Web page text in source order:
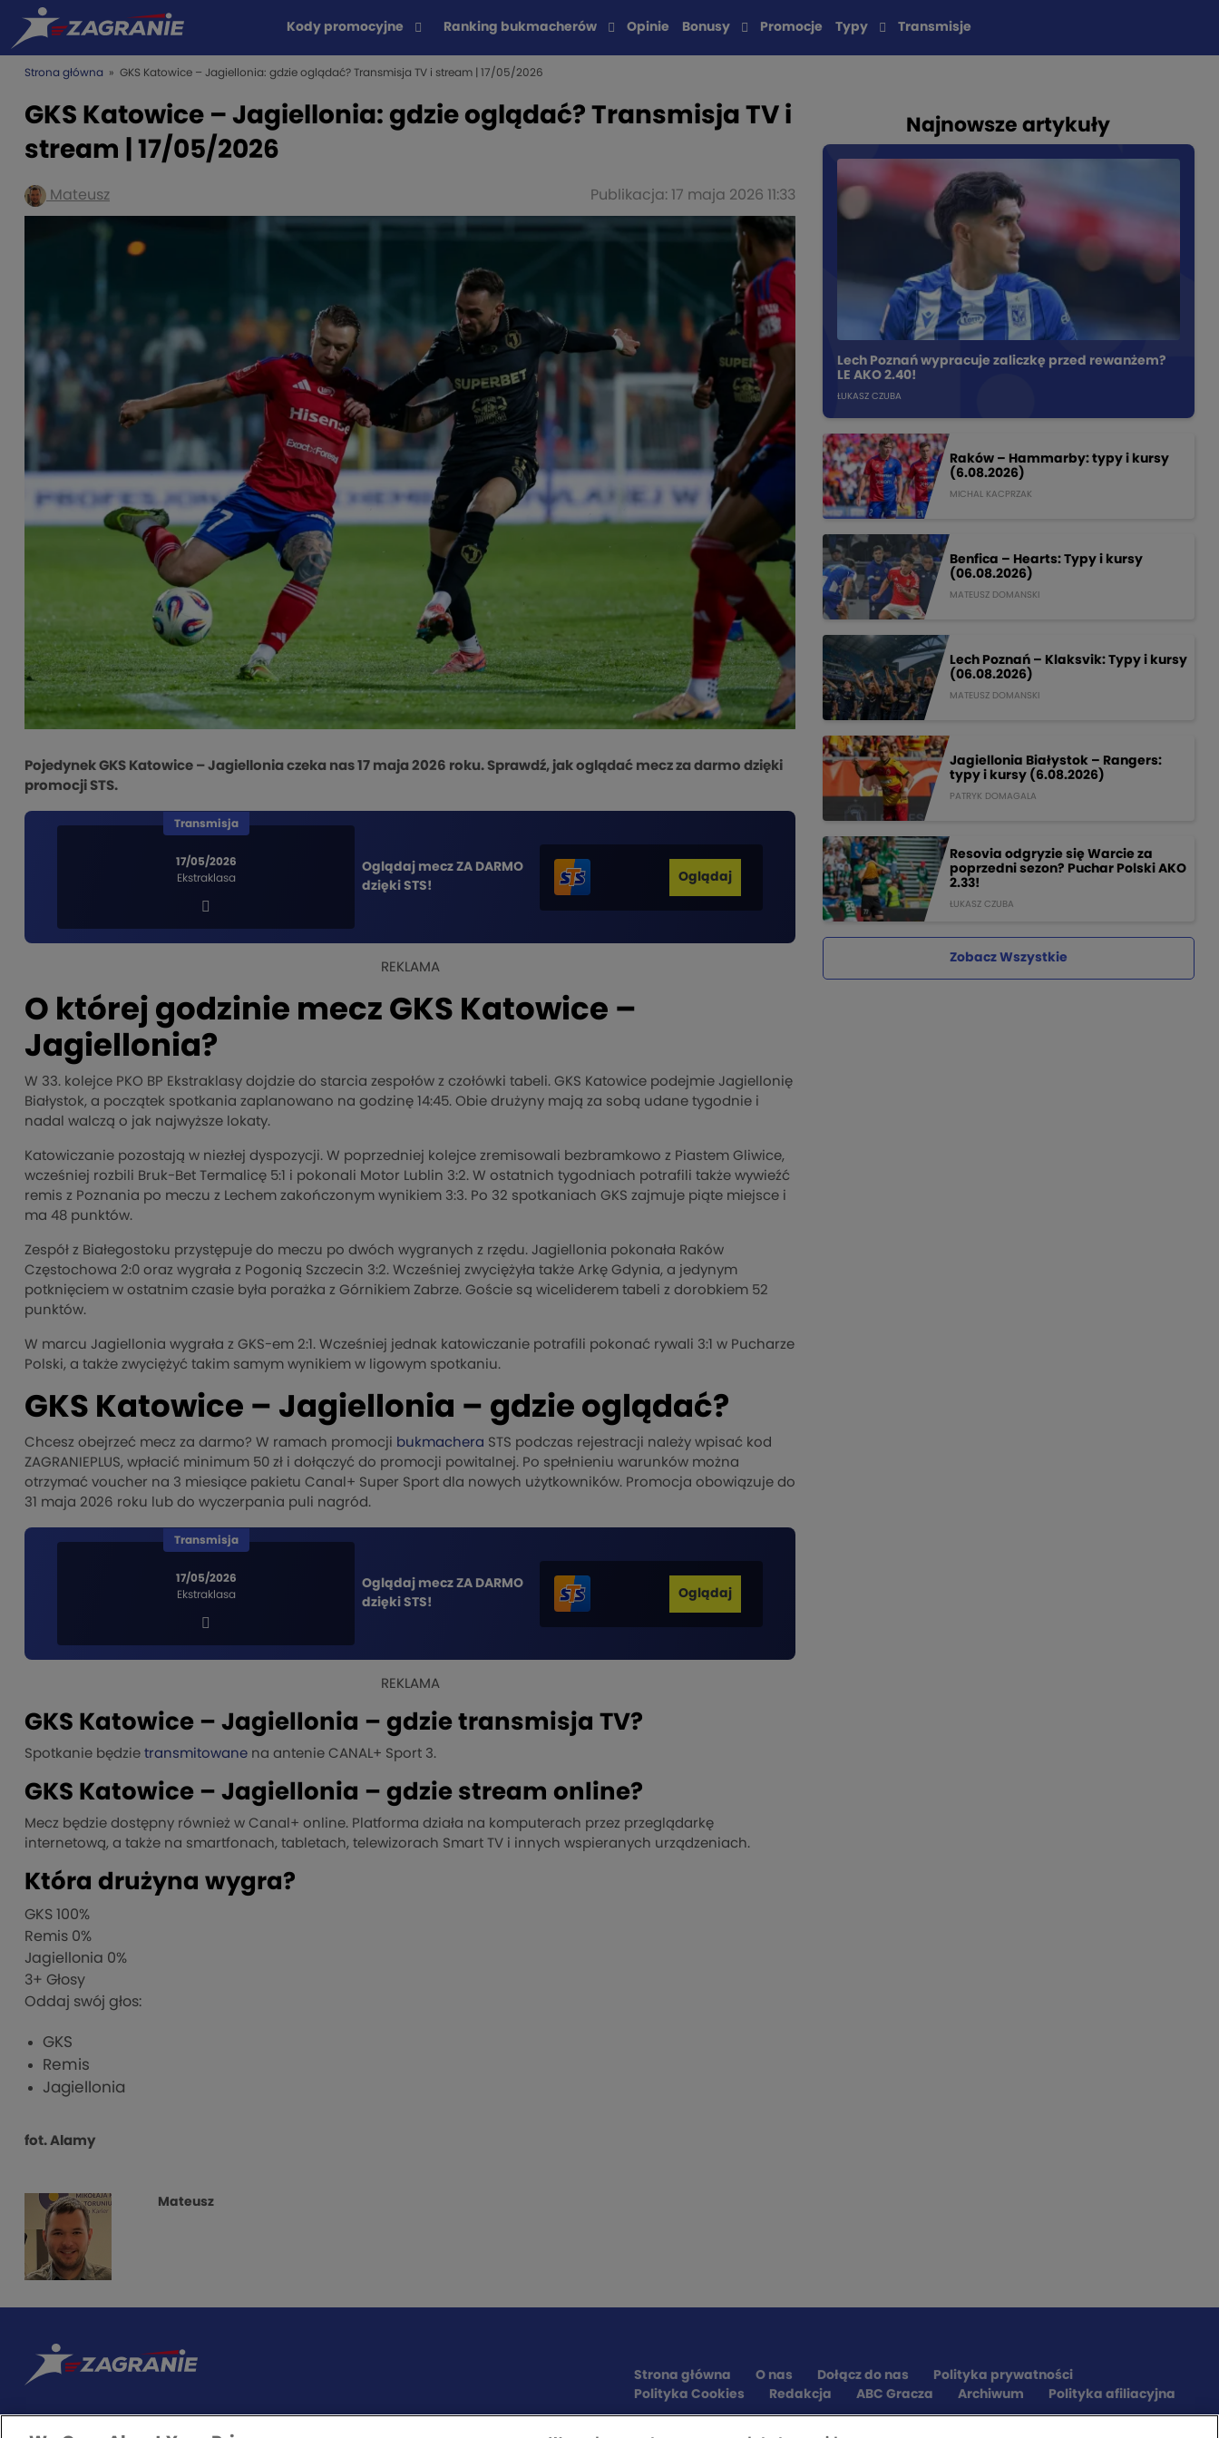
Kody promocyjne Ranking bukmacherów Opinie Bonusy Promocje Typy Transmisje
Strona główna » GKS Katowice – Jagiellonia: gdzie oglądać? Transmisja TV i stream | 17/05/2026
GKS Katowice – Jagiellonia: gdzie oglądać? Transmisja TV i
stream | 17/05/2026
Mateusz Publikacja: 17 maja 2026 11:33
Pojedynek GKS Katowice – Jagiellonia czeka nas 17 maja 2026 roku. Sprawdź, jak oglądać mecz za darmo dzięki
promocji STS.
17/05/2026
Ekstraklasa
Transmisja
Oglądaj mecz ZA DARMO
dzięki STS!
Oglądaj
REKLAMA
O której godzinie mecz GKS Katowice –
Jagiellonia?
W 33. kolejce PKO BP Ekstraklasy dojdzie do starcia zespołów z czołówki tabeli. GKS Katowice podejmie Jagiellonię
Białystok, a początek spotkania zaplanowano na godzinę 14:45. Obie drużyny mają za sobą udane tygodnie i
nadal walczą o jak najwyższe lokaty.
Katowiczanie pozostają w niezłej dyspozycji. W poprzedniej kolejce zremisowali bezbramkowo z Piastem Gliwice,
wcześniej rozbili Bruk-Bet Termalicę 5:1 i pokonali Motor Lublin 3:2. W ostatnich tygodniach potrafili także wywieźć
remis z Poznania po meczu z Lechem zakończonym wynikiem 3:3. Po 32 spotkaniach GKS zajmuje piąte miejsce i
ma 48 punktów.
Zespół z Białegostoku przystępuje do meczu po dwóch wygranych z rzędu. Jagiellonia pokonała Raków
Częstochowa 2:0 oraz wygrała z Pogonią Szczecin 3:2. Wcześniej zwyciężyła także Arkę Gdynia, a jedynym
potknięciem w ostatnim czasie była porażka z Górnikiem Zabrze. Goście są wiceliderem tabeli z dorobkiem 52
punktów.
W marcu Jagiellonia wygrała z GKS-em 2:1. Wcześniej jednak katowiczanie potrafili pokonać rywali 3:1 w Pucharze
Polski, a także zwyciężyć takim samym wynikiem w ligowym spotkaniu.
GKS Katowice – Jagiellonia – gdzie oglądać?
Chcesz obejrzeć mecz za darmo? W ramach promocji bukmachera STS podczas rejestracji należy wpisać kod
ZAGRANIEPLUS, wpłacić minimum 50 zł i dołączyć do promocji powitalnej. Po spełnieniu warunków można
otrzymać voucher na 3 miesiące pakietu Canal+ Super Sport dla nowych użytkowników. Promocja obowiązuje do
31 maja 2026 roku lub do wyczerpania puli nagród.
17/05/2026
Ekstraklasa
Transmisja
Oglądaj mecz ZA DARMO
dzięki STS!
Oglądaj
REKLAMA
GKS Katowice – Jagiellonia – gdzie transmisja TV?
Spotkanie będzie transmitowane na antenie CANAL+ Sport 3.
GKS Katowice – Jagiellonia – gdzie stream online?
Mecz będzie dostępny również w Canal+ online. Platforma działa na komputerach przez przeglądarkę
internetową, a także na smartfonach, tabletach, telewizorach Smart TV i innych wspieranych urządzeniach.
Która drużyna wygra?
GKS 100%
Remis 0%
Jagiellonia 0%
3+ Głosy
Oddaj swój głos:
GKS
Remis
Jagiellonia
fot. Alamy
Mateusz
Najnowsze artykuły
Lech Poznań wypracuje zaliczkę przed rewanżem?
LE AKO 2.40!
ŁUKASZ CZUBA
Raków – Hammarby: typy i kursy
(6.08.2026)
MICHAL KACPRZAK
Benfica – Hearts: Typy i kursy
(06.08.2026)
MATEUSZ DOMANSKI
Lech Poznań – Klaksvik: Typy i kursy
(06.08.2026)
MATEUSZ DOMANSKI
Jagiellonia Białystok – Rangers:
typy i kursy (6.08.2026)
PATRYK DOMAGALA
Resovia odgryzie się Warcie za
poprzedni sezon? Puchar Polski AKO
2.33!
ŁUKASZ CZUBA
Zobacz Wszystkie
Strona główna O nas Dołącz do nas
Polityka prywatności
Polityka Cookies
Redakcja ABC Gracza Archiwum Polityka afiliacyjna